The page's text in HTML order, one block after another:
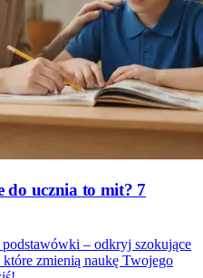
do ucznia to mit? 7
– odkryj szokujące
zmienią naukę Twojego